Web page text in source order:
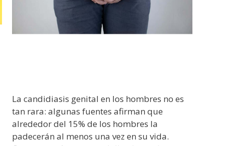
La candidiasis genital en los hombres no es
tan rara: algunas fuentes afirman que
alrededor del 15% de los hombres la
padecerán al menos una vez en su vida.